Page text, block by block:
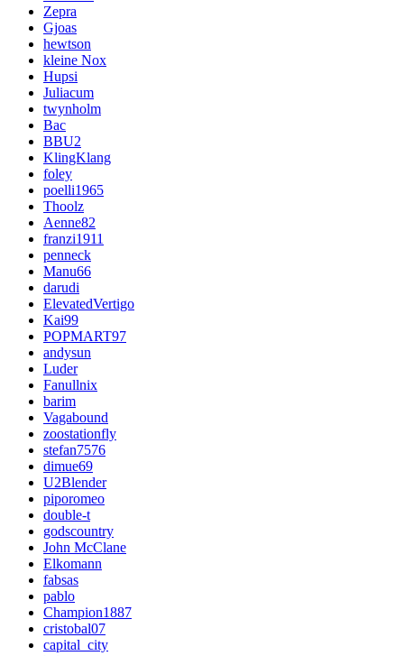
Zepra
Gjoas
hewtson
kleine Nox
Hupsi
Juliacum
twynholm
Bac
BBU2
KlingKlang
foley
poelli1965
Thoolz
Aenne82
franzi1911
penneck
Manu66
darudi
ElevatedVertigo
Kai99
POPMART97
andysun
Luder
Fanullnix
barim
Vagabound
zoostationfly
stefan7576
dimue69
U2Blender
piporomeo
double-t
godscountry
John McClane
Elkomann
fabsas
pablo
Champion1887
cristobal07
capital_city